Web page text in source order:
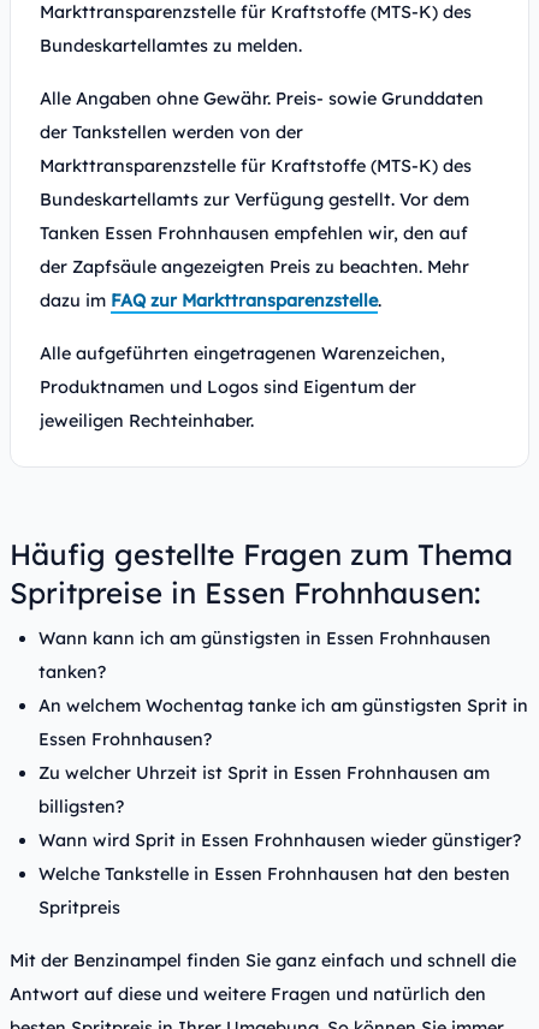
Markttransparenzstelle für Kraftstoffe (MTS-K) des
Bundeskartellamtes zu melden.
Alle Angaben ohne Gewähr. Preis- sowie Grunddaten
der Tankstellen werden von der
Markttransparenzstelle für Kraftstoffe (MTS-K) des
Bundeskartellamts zur Verfügung gestellt. Vor dem
Tanken Essen Frohnhausen empfehlen wir, den auf
der Zapfsäule angezeigten Preis zu beachten. Mehr
dazu im FAQ zur Markttransparenzstelle.
Alle aufgeführten eingetragenen Warenzeichen,
Produktnamen und Logos sind Eigentum der
jeweiligen Rechteinhaber.
Häufig gestellte Fragen zum Thema
Spritpreise in Essen Frohnhausen:
Wann kann ich am günstigsten in Essen Frohnhausen
tanken?
An welchem Wochentag tanke ich am günstigsten Sprit in
Essen Frohnhausen?
Zu welcher Uhrzeit ist Sprit in Essen Frohnhausen am
billigsten?
Wann wird Sprit in Essen Frohnhausen wieder günstiger?
Welche Tankstelle in Essen Frohnhausen hat den besten
Spritpreis
Mit der Benzinampel finden Sie ganz einfach und schnell die
Antwort auf diese und weitere Fragen und natürlich den